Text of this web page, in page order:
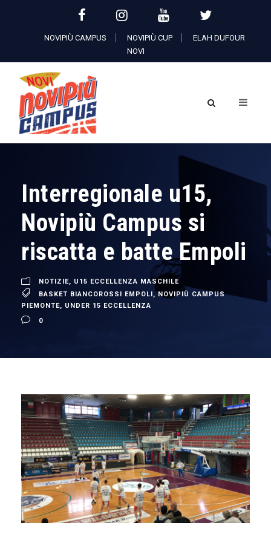
NOVIPIÙ CAMPUS NOVIPIÙ CUP
ELAH DUFOUR
NOVI
Interregionale u15,
Novipiù Campus si
riscatta e batte Empoli
NOTIZIE, U15 ECCELLENZA MASCHILE
BASKET BIANCOROSSI EMPOLI, NOVIPIÙ CAMPUS
PIEMONTE, UNDER 15 ECCELLENZA
0